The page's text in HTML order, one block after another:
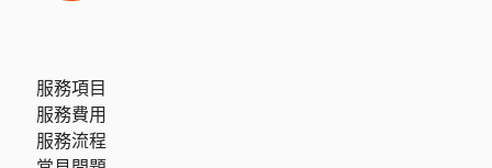
服務項目
服務費用
服務流程